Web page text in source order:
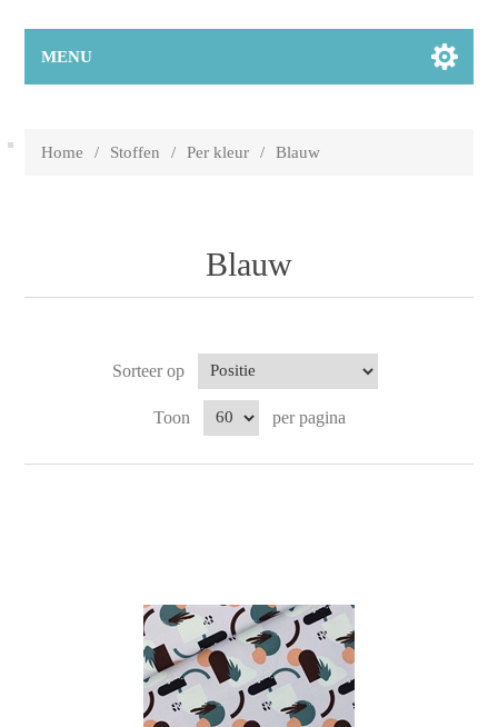
MENU
Home / Stoffen / Per kleur / Blauw
Blauw
Sorteer op
Toon per pagina